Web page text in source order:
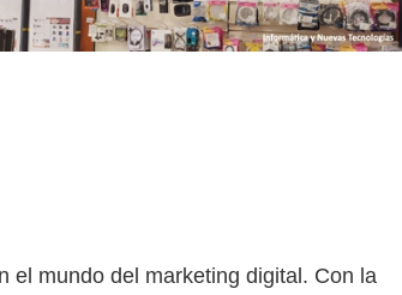
el mundo del marketing digital. Con la